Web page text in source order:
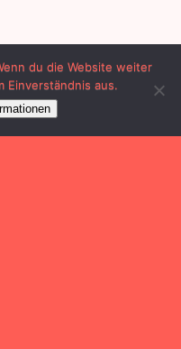
du die Website weiter
Einverständnis aus.